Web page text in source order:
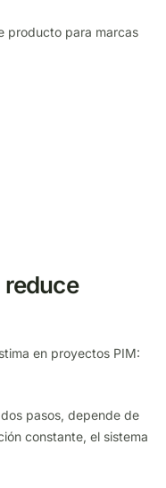
producto para marcas
en proyectos PIM:
pasos, depende de
constante, el sistema